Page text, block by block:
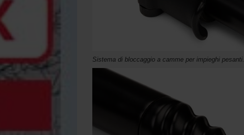
Sistema di bloccaggio a camme per impieghi pesanti.